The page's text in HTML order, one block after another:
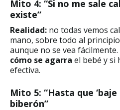
Mito 4: “Si no me sale
existe”
Realidad: no todas vemos
mano, sobre todo al
aunque no se vea
cómo se agarra el bebé y si
efectiva.
Mito 5: “Hasta que
biberón”